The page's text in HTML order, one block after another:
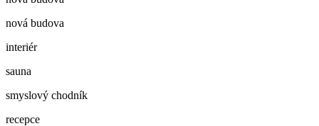
nová budova
interiér
sauna
smyslový chodník
recepce